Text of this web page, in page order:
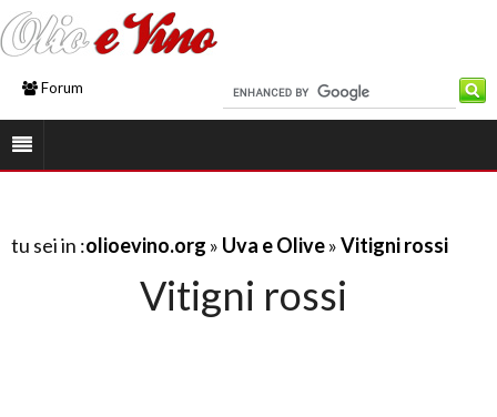
Forum
tu sei in :olioevino.org » Uva e Olive»Vitigni rossi
Vitigni rossi